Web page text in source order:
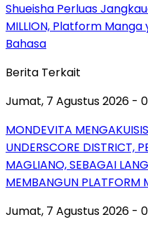
Shueisha Perluas
MILLION, Platform
Bahasa
Berita Terkait
Jumat, 7 Agustus 2026 -
MONDEVITA
UNDERSCORE DISTRICT,
MAGLIANO, SEBAGAI
MEMBANGUN PLATFORM
Jumat, 7 Agustus 2026 -